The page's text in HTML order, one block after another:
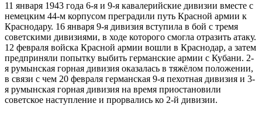
11 января 1943 года 6-я и 9-я кавалерийские дивизии вместе с
немецким 44-м корпусом преградили путь Красной армии к
Краснодару. 16 января 9-я дивизия вступила в бой с тремя
советскими дивизиями, в ходе которого смогла отразить атаку.
12 февраля войска Красной армии вошли в Краснодар, а затем
предприняли попытку выбить германские армии с Кубани. 2-
я румынская горная дивизия оказалась в тяжёлом положении,
в связи с чем 20 февраля германская 9-я пехотная дивизия и 3-
я румынская горная дивизия на время приостановили
советское наступление и прорвались ко 2-й дивизии.